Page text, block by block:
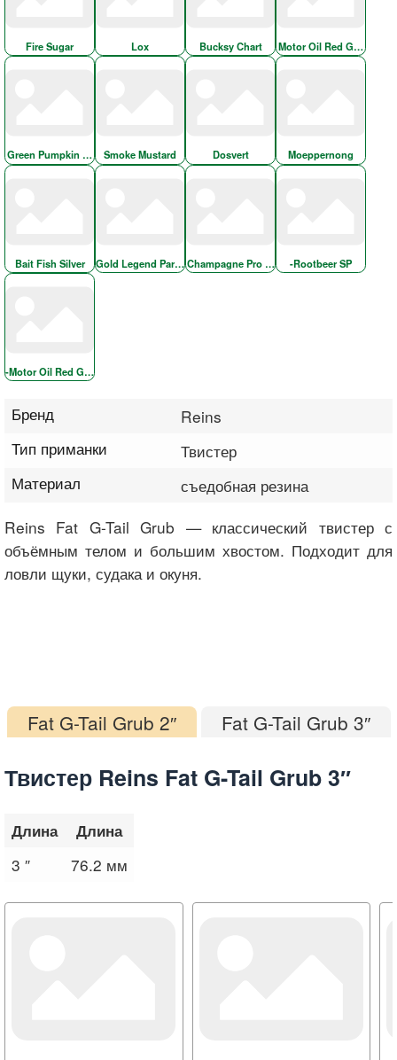
Fire Sugar Lox Bucksy Chart Motor Oil Red Gold
Green Pumpkin Chart MelonSmoke Mustard Dosvert Moeppernong
Bait Fish Silver Gold Legend Part-2Champagne Pro Blue -Rootbeer SP
-Motor Oil Red Gold
Бренд
Reins
Тип приманки
Твистер
Материал
съедобная резина
Reins Fat G-Tail Grub — классический твистер с
объёмным телом и большим хвостом. Подходит для
ловли щуки, судака и окуня.
Fat G-Tail Grub 2″ Fat G-Tail Grub 3″
Твистер Reins Fat G-Tail Grub 3″
Длина Длина
3 ″ 76.2 мм